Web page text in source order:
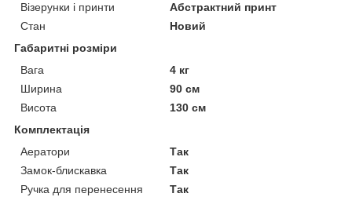
Візерунки і принти
Абстрактний принт
Стан
Новий
Габаритні розміри
Вага
4 кг
Ширина
90 см
Висота
130 см
Комплектація
Аератори
Так
Замок-блискавка
Так
Ручка для перенесення
Так